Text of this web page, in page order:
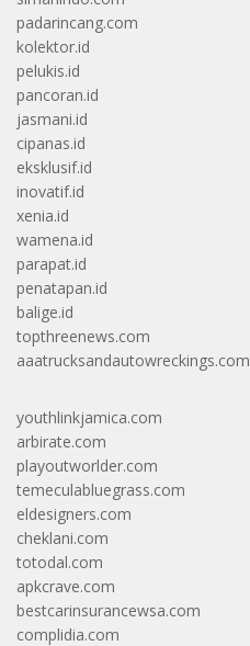
padarincang.com
kolektor.id
pelukis.id
pancoran.id
jasmani.id
cipanas.id
eksklusif.id
inovatif.id
xenia.id
wamena.id
parapat.id
penatapan.id
balige.id
topthreenews.com
aaatrucksandautowreckings.com
youthlinkjamica.com
arbirate.com
playoutworlder.com
temeculabluegrass.com
eldesigners.com
cheklani.com
totodal.com
apkcrave.com
bestcarinsurancewsa.com
complidia.com